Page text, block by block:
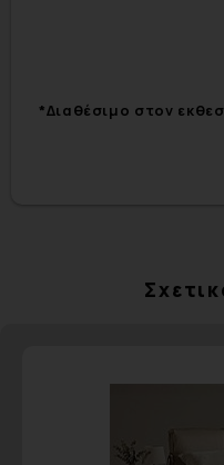
*Διαθέσιμο στον